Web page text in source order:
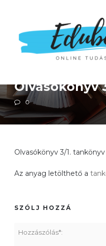
Olvasókönyv
0
Olvasókönyv 3/1. tankönyv
Az anyag letölthető a
SZÓLJ HOZZÁ